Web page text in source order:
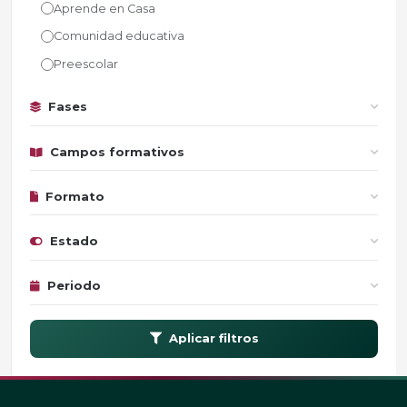
Aprende en Casa
Comunidad educativa
Preescolar
Fases
Campos formativos
Formato
Estado
Periodo
Aplicar filtros